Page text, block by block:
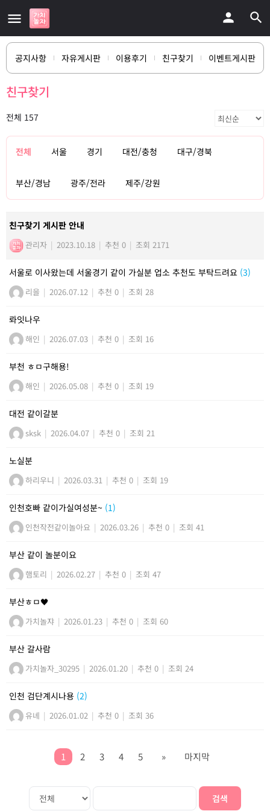
공지사항 자유게시판 이용후기 친구찾기 이벤트게시판
친구찾기
전체 157
전체 서울 경기 대전/충청 대구/경북
부산/경남 광주/전라 제주/강원
친구찾기 게시판 안내
관리자 | 2023.10.18 | 추천 0 | 조회 2171
서울로 이사왔는데 서울경기 같이 가실분 업소 추천도 부탁드려요 (3)
리을 | 2026.07.12 | 추천 0 | 조회 28
롸잇나우
해인 | 2026.07.03 | 추천 0 | 조회 16
부천 ㅎㅁ구해용!
해인 | 2026.05.08 | 추천 0 | 조회 19
대전 같이갈분
sksk | 2026.04.07 | 추천 0 | 조회 21
노실분
하리우니 | 2026.03.31 | 추천 0 | 조회 19
인천호빠 같이가실여성분~ (1)
인천작전같이놀아요 | 2026.03.26 | 추천 0 | 조회 41
부산 같이 놀분이요
햄토리 | 2026.02.27 | 추천 0 | 조회 47
부산ㅎㅁ🖤
가치놀쟈 | 2026.01.23 | 추천 0 | 조회 60
부산 갈사람
가치놀자_30295 | 2026.01.20 | 추천 0 | 조회 24
인천 검단계시나용 (2)
유녜 | 2026.01.02 | 추천 0 | 조회 36
1 2 3 4 5 » 마지막
검색